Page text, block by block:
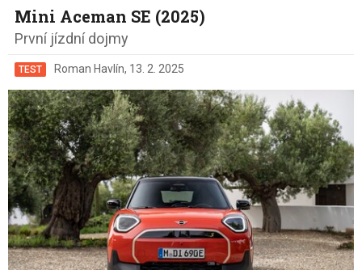
Mini Aceman SE (2025)
První jízdní dojmy
TEST Roman Havlín, 13. 2. 2025